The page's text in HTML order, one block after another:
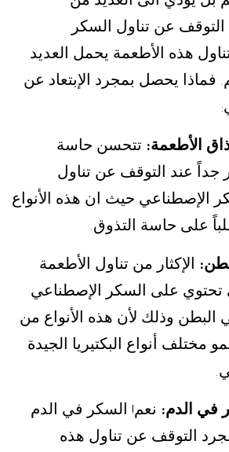
التوقف عن تناول السكر
هذه الأطعمة يحمل العديد
. فماذا يحصل بمجرد الإبتعاد عن
:
الأطعمة: تتحسن حاسة
جداً عند التوقف عن تناول
الإصطناعي حيث ان هذه الأنواع
على حاسة التذوق.
:
الإكثار من تناول الأطعمة
تحتوي على السكر الإصطناعي
البطن وذلك لأن هذه الأنواع من
مختلف أنواع البكتيريا الجيدة
.
في الدم: نعم! السكر في الدم
التوقف عن تناول هذه